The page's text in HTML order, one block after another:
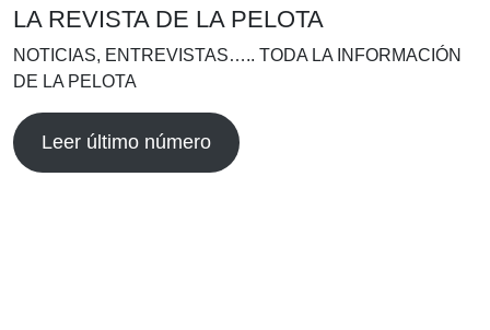
LA REVISTA DE LA PELOTA
NOTICIAS, ENTREVISTAS….. TODA LA INFORMACIÓN
DE LA PELOTA
Leer último número